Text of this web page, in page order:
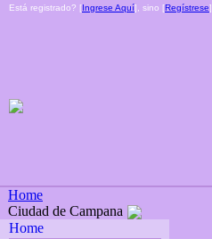
Está registrado? [Ingrese Aquí], sino [Regístrese]
Home
Ciudad de Campana
Home